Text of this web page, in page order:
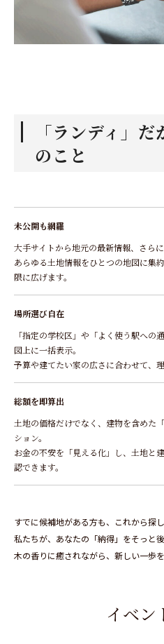
「ランディ」
のこと
未公開も網羅
大手サイトから地元の最新情報、さら
あらゆる土地情報をひとつの地図に集
限に広げます。
場所選び自在
「指定の学校区」や「よく使う駅へ
図上に一括表示。
予算や建てたい家の広さに合わせて、
総額を即算出
土地の価格だけでなく、建物を含めた
ション。
お金の不安を「見える化」し、土地と
認できます。
すでに候補地がある方も、これから探し
私たちが、あなたの「納得」をそっと後
木の香りに癒されながら、新しい一歩
イベン